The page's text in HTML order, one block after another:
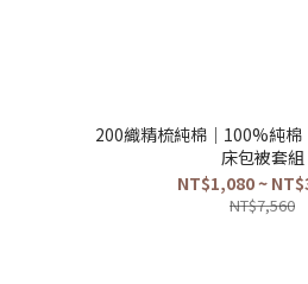
200織精梳純棉｜100%純
床包被套組
NT$1,080 ~
NT$7,560